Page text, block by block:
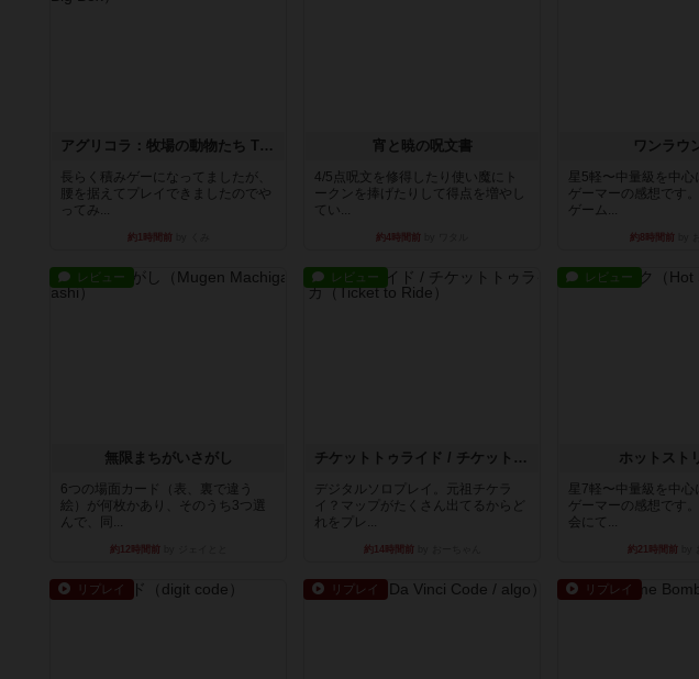
アグリコラ：牧場の動物たち THE BIG BOX
長らく積みゲーになってましたが、
腰を据えてプレイできましたのでや
ってみ...
約1時間前
宵と暁の呪文書
4/5点呪文を修得したり使い魔にト
ークンを捧げたりして得点を増やし
てい...
約4時間前
ワンラウ
星5軽〜中量級を中心
ゲーマーの感想です
ゲーム...
約8時間前
レビュー
無限まちがいさがし
6つの場面カード（表、裏で違う
絵）が何枚かあり、そのうち3つ選
んで、同...
約12時間前
レビュー
チケットトゥライド / チケットトゥライドアメリカ
デジタルソロプレイ。元祖チケラ
イ？マップがたくさん出てるからど
れをプレ...
約14時間前
レビュー
ホットスト
星7軽〜中量級を中心
ゲーマーの感想です
会にて...
約21時間前
リプレイ リプレイ リプレイ